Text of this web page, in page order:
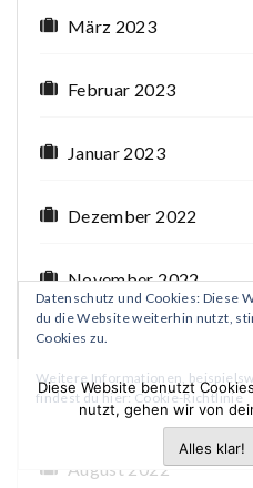
März 2023
Februar 2023
Januar 2023
Dezember 2022
November 2022
Oktober 2022
September 2022
August 2022
Datenschutz und Cookies: Diese
du die Website weiterhin nutzt,
Cookies zu.
Weitere Informationen,
findest du hier:Cookie-Richtlinie
Diese Website benutzt
nutzt, gehen wir von
Alles klar!